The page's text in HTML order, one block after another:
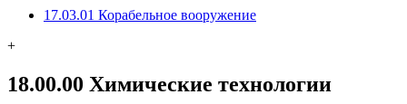
17.03.01 Корабельное вооружение
+
18.00.00 Химические технологии